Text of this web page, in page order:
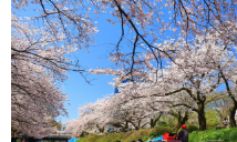
政治外交
财经